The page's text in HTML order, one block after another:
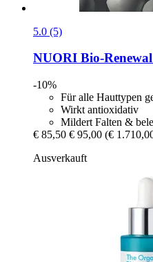
5.0 (5)
NUORI Bio-​
-10%
Für alle Hauttypen
Wirkt antioxidativ
Mildert Falten &
€ 85,50 € 95,00 (€
Ausverkauft